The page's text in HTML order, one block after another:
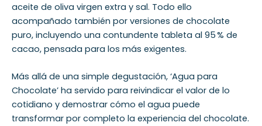
aceite de oliva virgen extra y sal. Todo ello
acompañado también por versiones de chocolate
puro, incluyendo una contundente tableta al 95 % de
cacao, pensada para los más exigentes.
Más allá de una simple degustación, ‘Agua para
Chocolate’ ha servido para reivindicar el valor de lo
cotidiano y demostrar cómo el agua puede
transformar por completo la experiencia del chocolate.